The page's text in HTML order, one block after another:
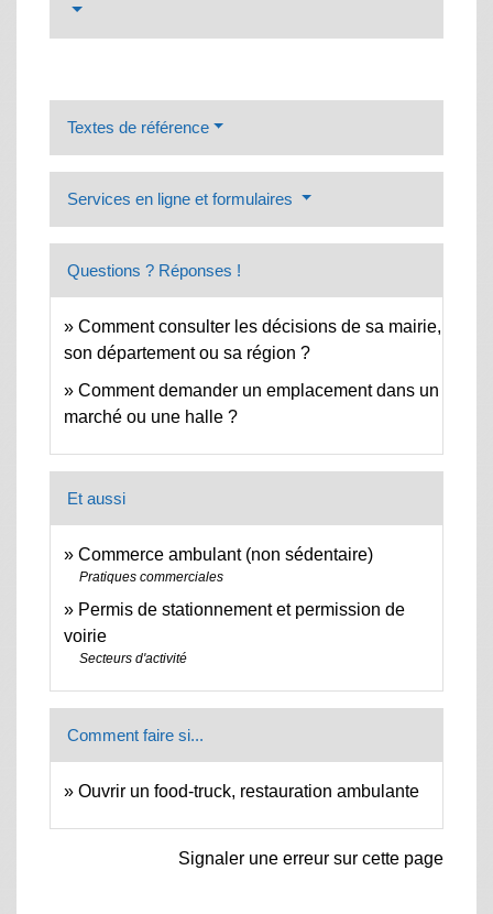
Textes de référence
Services en ligne et formulaires
Questions ? Réponses !
Comment consulter les décisions de sa mairie,
son département ou sa région ?
Comment demander un emplacement dans un
marché ou une halle ?
Et aussi
Commerce ambulant (non sédentaire)
Pratiques commerciales
Permis de stationnement et permission de
voirie
Secteurs d'activité
Comment faire si...
Ouvrir un food-truck, restauration ambulante
Signaler une erreur sur cette page